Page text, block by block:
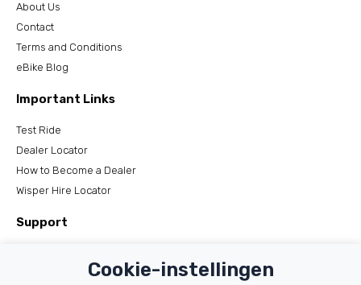
About Us
Contact
Terms and Conditions
eBike Blog
Important Links
Test Ride
Dealer Locator
How to Become a Dealer
Wisper Hire Locator
Support
Cookie-instellingen